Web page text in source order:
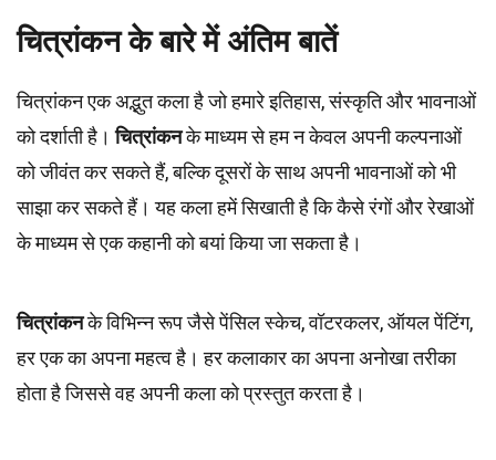
चित्रांकन के बारे में अंतिम बातें
चित्रांकन एक अद्भुत कला है जो हमारे इतिहास, संस्कृति और भावनाओं
को दर्शाती है।चित्रांकनके माध्यम से हम न केवल अपनी कल्पनाओं
को जीवंत कर सकते हैं, बल्कि दूसरों के साथ अपनी भावनाओं को भी
साझा कर सकते हैं। यह कला हमें सिखाती है कि कैसे रंगों और रेखाओं
के माध्यम से एक कहानी को बयां किया जा सकता है।
चित्रांकनके विभिन्न रूप जैसे पेंसिल स्केच, वॉटरकलर, ऑयल पेंटिंग,
हर एक का अपना महत्व है। हर कलाकार का अपना अनोखा तरीका
होता है जिससे वह अपनी कला को प्रस्तुत करता है।